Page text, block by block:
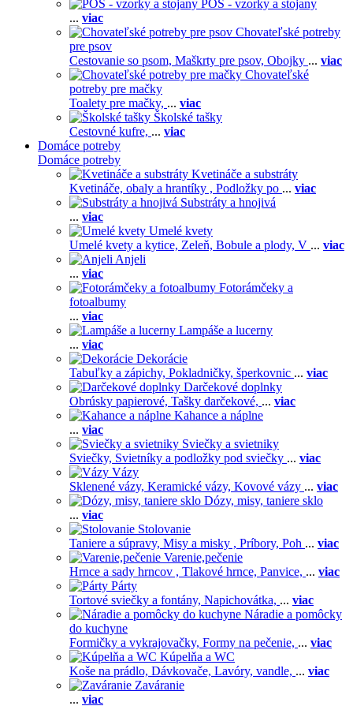
POS - vzorky a stojany
... viac
Chovateľské potreby
pre psov
Cestovanie so psom, Maškrty pre psov, Obojky ... viac
Chovateľské
potreby pre mačky
Toalety pre mačky, ... viac
Školské tašky
Cestovné kufre, ... viac
Domáce potreby
Domáce potreby
Kvetináče a substráty
Kvetináče, obaly a hrantíky , Podložky po ... viac
Substráty a hnojivá
... viac
Umelé kvety
Umelé kvety a kytice, Zeleň, Bobule a plody, V ... viac
Anjeli
... viac
Fotorámčeky a
fotoalbumy
... viac
Lampáše a lucerny
... viac
Dekorácie
Tabuľky a zápichy, Pokladničky, šperkovnic ... viac
Darčekové doplnky
Obrúsky papierové, Tašky darčekové, ... viac
Kahance a náplne
... viac
Sviečky a svietniky
Sviečky, Svietníky a podložky pod sviečky ... viac
Vázy
Sklenené vázy, Keramické vázy, Kovové vázy ... viac
Dózy, misy, taniere sklo
... viac
Stolovanie
Taniere a súpravy, Misy a misky , Príbory, Poh ... viac
Varenie,pečenie
Hrnce a sady hrncov , Tlakové hrnce, Panvice, ... viac
Párty
Tortové sviečky a fontány, Napichovátka, ... viac
Náradie a pomôcky
do kuchyne
Formičky a vykrajovačky, Formy na pečenie, ... viac
Kúpelňa a WC
Koše na prádlo, Dávkovače, Lavóry, vandle, ... viac
Zaváranie
... viac